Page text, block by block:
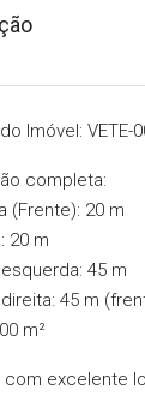
Imóvel: VETE-
completa:
(Frente): 20 m
20 m
45 m
45 m
m²
com excelente